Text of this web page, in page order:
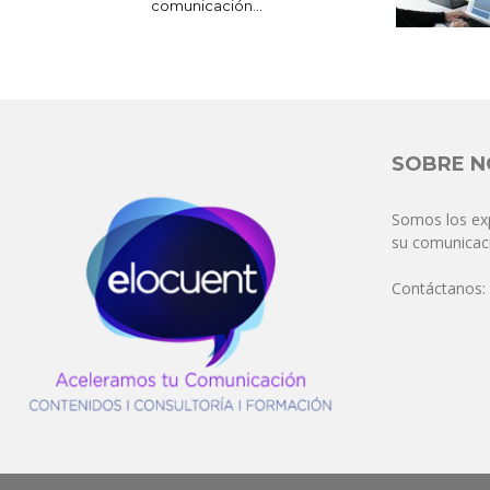
comunicación...
SOBRE
Somos los
su
Contáctanos: